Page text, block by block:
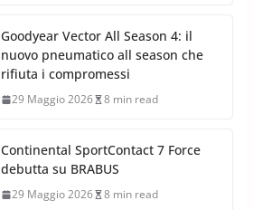
Goodyear Vector All Season 4: il
nuovo pneumatico all season che
rifiuta i compromessi
29 Maggio 2026 8 min read
Continental SportContact 7 Force
debutta su BRABUS
29 Maggio 2026 8 min read